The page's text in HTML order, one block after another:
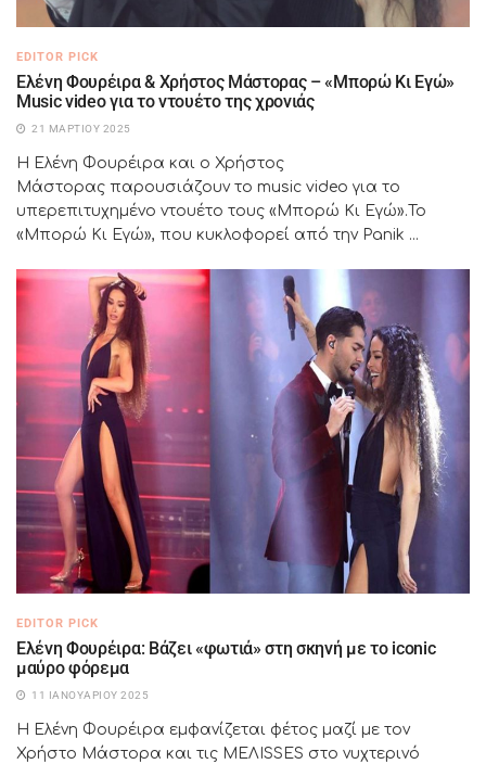
EDITOR PICK
Ελένη Φουρέιρα & Χρήστος Μάστορας – «Μπορώ Κι Εγώ»
Music video για το ντουέτο της χρονιάς
21 ΜΑΡΤΊΟΥ 2025
Η Ελένη Φουρέιρα και ο Χρήστος
Μάστορας παρουσιάζουν το music video για το
υπερεπιτυχημένο ντουέτο τους «Μπορώ Κι Εγώ».Το
«Μπορώ Κι Εγώ», που κυκλοφορεί από την Panik ...
EDITOR PICK
Ελένη Φουρέιρα: Βάζει «φωτιά» στη σκηνή με το iconic
μαύρο φόρεμα
11 ΙΑΝΟΥΑΡΊΟΥ 2025
Η Ελένη Φουρέιρα εμφανίζεται φέτος μαζί με τον
Χρήστο Μάστορα και τις ΜΕΛΙSSES στο νυχτερινό